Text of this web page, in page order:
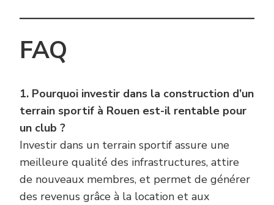
FAQ
1. Pourquoi investir dans la construction d’un
terrain sportif à Rouen est-il rentable pour
un club ?
Investir dans un terrain sportif assure une
meilleure qualité des infrastructures, attire
de nouveaux membres, et permet de générer
des revenus grâce à la location et aux